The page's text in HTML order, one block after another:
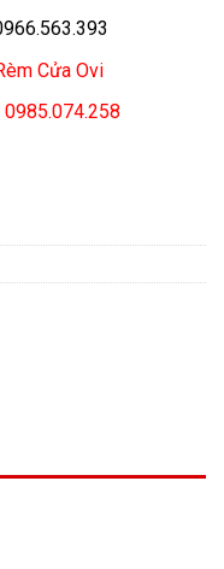
Cửa Ovi
0985.074.258